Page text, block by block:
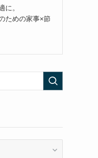
に。
ための家事×節